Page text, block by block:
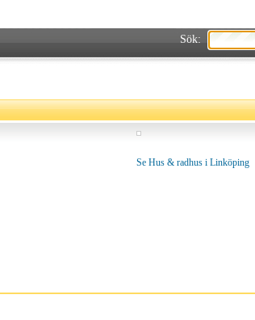
Sök:
Se Hus & radhus i Linköping